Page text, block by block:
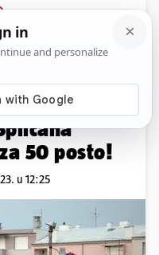
Komentari
dan:
50 posto!
u 12:25